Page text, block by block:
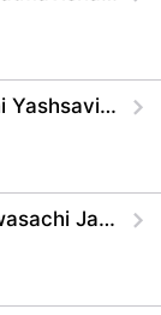
तुम्हीही यशस्वी होऊ शकता - Tumhihi Yashsavi Hou Shakata
आत्मविश्वासाची जादू - Aatmavishwasachi Jadu